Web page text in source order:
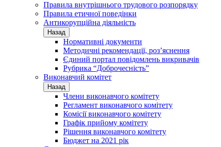
Правила внутрішнього трудового розпорядку
Правила етичної поведінки
Антикорупційна діяльність
Назад
Нормативні документи
Методичні рекомендації, роз’яснення
Єдиний портал повідомлень викривачів
Рубрика “Доброчесність”
Виконавчий комітет
Назад
Члени виконавчого комітету
Регламент виконавчого комітету
Комісії виконавчого комітету
Графік прийому комітету
Рішення виконавчого комітету
Бюджет на 2021 рік